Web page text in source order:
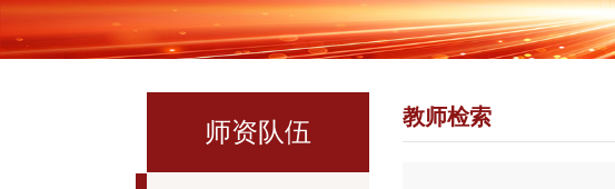
师资队伍 教师检索